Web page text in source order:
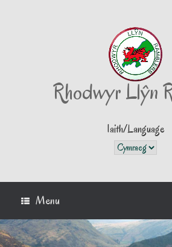
Rhodwyr Llŷn
Iaith/Language
Iaith/Language
Menu